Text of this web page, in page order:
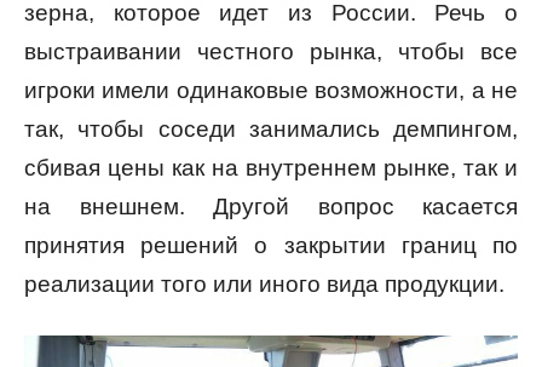
зерна, которое идет из России. Речь о
выстраивании честного рынка, чтобы все
игроки имели одинаковые возможности, а не
так, чтобы соседи занимались демпингом,
сбивая цены как на внутреннем рынке, так и
на внешнем. Другой вопрос касается
принятия решений о закрытии границ по
реализации того или иного вида продукции.